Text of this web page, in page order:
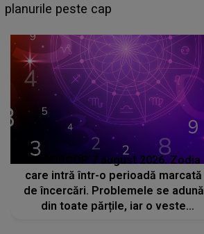
sa: "I-am spus și ei în față, eu nu te
HOROSCOP 7 august 2026. Zodia
care intră într-o perioadă marcată
de încercări. Problemele se adună
din toate părțile, iar o veste